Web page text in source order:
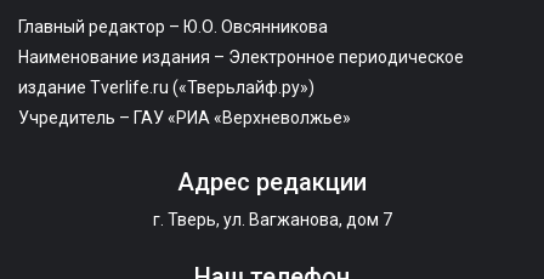
Главный редактор – Ю.О. Овсянникова
Наименование издания – Электронное периодическое
издание Tverlife.ru («Тверьлайф.ру»)
Учредитель – ГАУ «РИА «Верхневолжье»
Адрес редакции
г. Тверь, ул. Вагжанова, дом 7